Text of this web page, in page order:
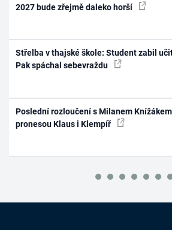
2027 bude zřejmě daleko horší
Střelba v thajské škole: Student zabil
Pak spáchal sebevraždu
Poslední rozloučení s Milanem
pronesou Klaus i Klempíř